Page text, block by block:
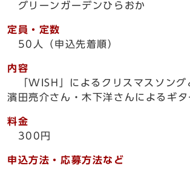
グリーンガーデンひらおか
定員・定数
50人（申込先着順）
内容
「WISH」によるクリスマスソング
濱田亮介さん・木下洋さんによるギタ
料金
300円
申込方法・応募方法など